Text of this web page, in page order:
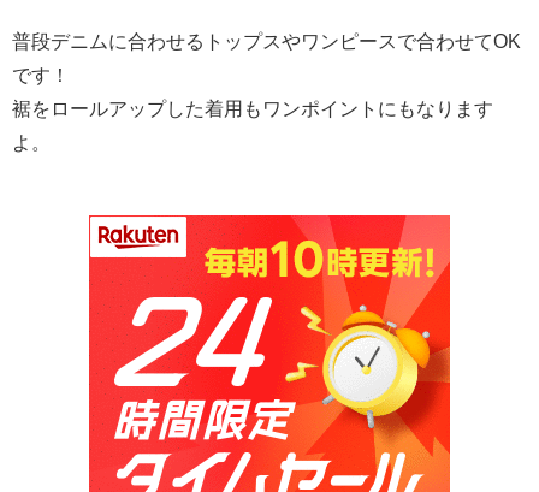
普段デニムに合わせるトップスやワンピースで合わせてOK
です！
裾をロールアップした着用もワンポイントにもなります
よ。